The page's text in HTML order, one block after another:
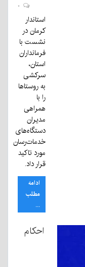
استاندار
کرمان در
نشست با
فرمانداران
استان،
سرکشی
به روستا‌ها
را با
همراهی
مدیران
دستگاه‌های
خدمات‌رسان
مورد تاکید
قرار داد.
ادامه
مطلب
...
احکام